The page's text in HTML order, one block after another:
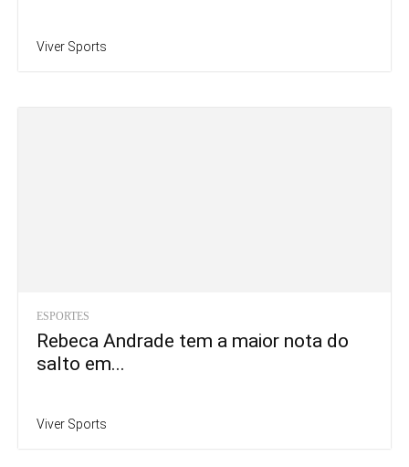
Viver Sports
ESPORTES
Rebeca Andrade tem a maior nota do
salto em...
Viver Sports